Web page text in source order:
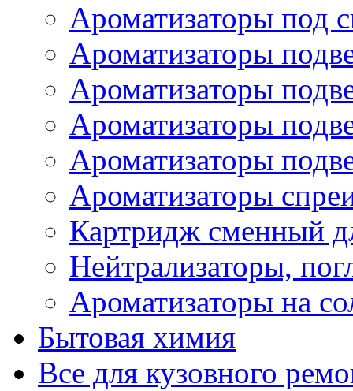
Ароматизаторы под
Ароматизаторы
Ароматизаторы
Ароматизаторы
Ароматизаторы
Ароматизаторы
Картридж сменный
Нейтрализаторы,
Ароматизаторы на
Бытовая химия
Все для кузовного